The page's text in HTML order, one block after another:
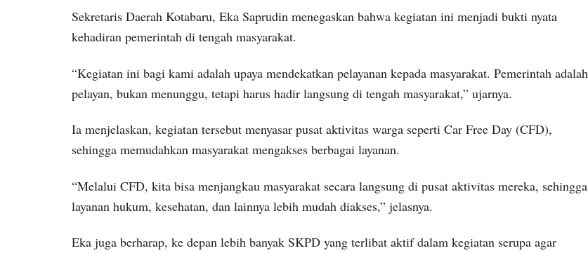
Sekretaris Daerah Kotabaru, Eka Saprudin menegaskan bahwa kegiatan ini menjadi bukti nyata
kehadiran pemerintah di tengah masyarakat.
“Kegiatan ini bagi kami adalah upaya mendekatkan pelayanan kepada masyarakat. Pemerintah adalah
pelayan, bukan menunggu, tetapi harus hadir langsung di tengah masyarakat,” ujarnya.
Ia menjelaskan, kegiatan tersebut menyasar pusat aktivitas warga seperti Car Free Day (CFD),
sehingga memudahkan masyarakat mengakses berbagai layanan.
“Melalui CFD, kita bisa menjangkau masyarakat secara langsung di pusat aktivitas mereka, sehingga
layanan hukum, kesehatan, dan lainnya lebih mudah diakses,” jelasnya.
Eka juga berharap, ke depan lebih banyak SKPD yang terlibat aktif dalam kegiatan serupa agar